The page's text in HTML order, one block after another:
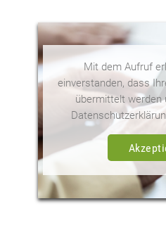
Mit dem Aufruf
einverstanden, dass
übermittelt werden